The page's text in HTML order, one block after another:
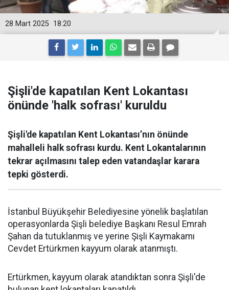
18:20
28 Mart 2025
Şişli'de kapatılan Kent Lokantası
önünde 'halk sofrası' kuruldu
Şişli'de kapatılan Kent Lokantası’nın önünde
mahalleli halk sofrası kurdu. Kent Lokantalarının
tekrar açılmasını talep eden vatandaşlar karara
tepki gösterdi.
İstanbul Büyükşehir Belediyesine yönelik başlatılan
operasyonlarda Şişli belediye Başkanı Resul Emrah
Şahan da tutuklanmış ve yerine Şişli Kaymakamı
Cevdet Ertürkmen kayyum olarak atanmıştı.
Ertürkmen, kayyum olarak atandıktan sonra Şişli'de